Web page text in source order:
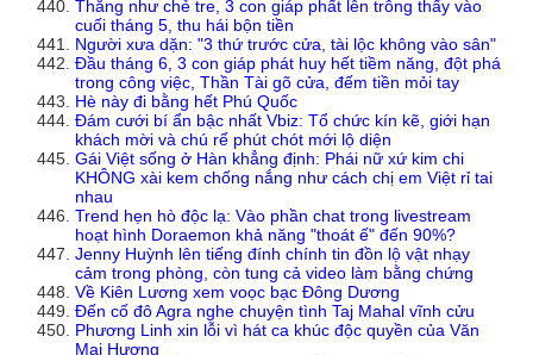
Thắng như chẻ tre, 3 con giáp phất lên trông thấy vào
cuối tháng 5, thu hái bộn tiền
Người xưa dặn: "3 thứ trước cửa, tài lộc không vào sân"
Đầu tháng 6, 3 con giáp phát huy hết tiềm năng, đột phá
trong công việc, Thần Tài gõ cửa, đếm tiền mỏi tay
Hè này đi bằng hết Phú Quốc
Đám cưới bí ẩn bậc nhất Vbiz: Tổ chức kín kẽ, giới hạn
khách mời và chú rể phút chót mới lộ diện
Gái Việt sống ở Hàn khẳng định: Phái nữ xứ kim chi
KHÔNG xài kem chống nắng như cách chị em Việt rỉ tai
nhau
Trend hẹn hò độc lạ: Vào phần chat trong livestream
hoạt hình Doraemon khả năng "thoát ế" đến 90%?
Jenny Huỳnh lên tiếng đính chính tin đồn lộ vật nhạy
cảm trong phòng, còn tung cả video làm bằng chứng
Về Kiên Lương xem voọc bạc Đông Dương
Đến cố đô Agra nghe chuyện tình Taj Mahal vĩnh cửu
Phương Linh xin lỗi vì hát ca khúc độc quyền của Văn
Mai Hương